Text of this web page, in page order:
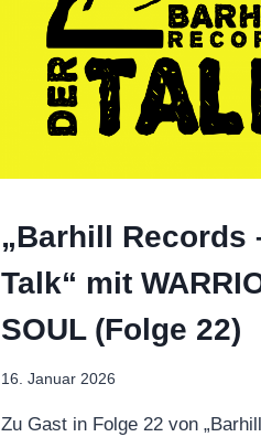
„Barhill Records
Talk“ mit
SOUL (Folge 22)
16. Januar 2026
Zu Gast in Folge 22 von